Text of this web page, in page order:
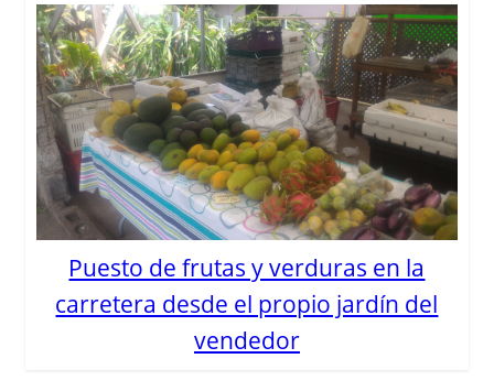
Puesto de frutas y verduras en la
carretera desde el propio jardín del
vendedor